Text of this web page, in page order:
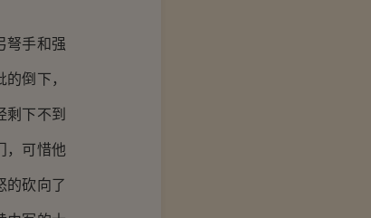
弩手和强
倒下，
剩下不到
，可惜他
的砍向了